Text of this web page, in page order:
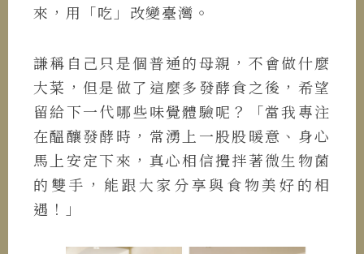
來，用「吃」改變臺灣。
謙稱自己只是個普通的母親，不會做什麼
大菜，但是做了這麼多發酵食之後，希望
留給下一代哪些味覺體驗呢？「當我專注
在醞釀發酵時，常湧上一股股暖意、身心
馬上安定下來，真心相信攪拌著微生物菌
的雙手，能跟大家分享與食物美好的相
遇！」